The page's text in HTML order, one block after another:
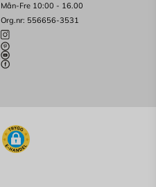
Mån-Fre 10:00 - 16.00
Org.nr: 556656-3531